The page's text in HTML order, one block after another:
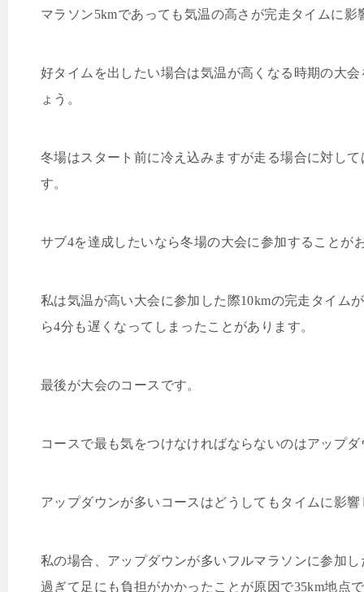
マラソン5kmであっても気温の高さが完走タイムに影
好タイムを出したい場合は気温が高くなる時期の大
ょう。
冬場はスタート前に冷え込みますが走る場合に対し
す。
サブ4を達成したいなら冬場の大会に参加することが
私は気温が高い大会に参加した際10kmの完走タイム
ら4分も遅くなってしまったことがあります。
最後が大会のコースです。
コースで最も気をつけなければならないのはアップ
アップダウンが多いコースはどうしてもタイムに影響
私の場合、アップダウンが多いフルマラソンに参加
過ぎて足にも負担がかかったことが原因で35km地点